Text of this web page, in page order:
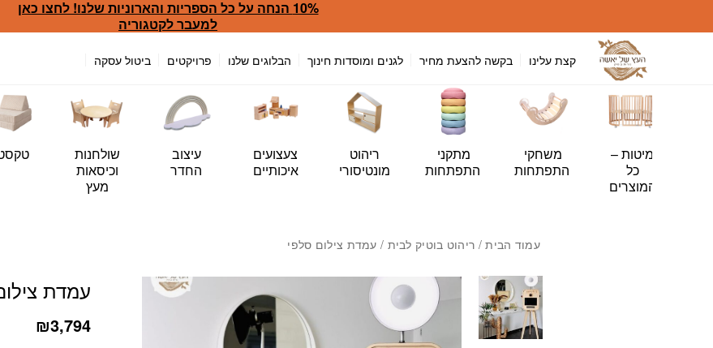
10% הנחה על כל הספריות והארוניות שלנו! לחצו כאן
למעבר לקטגוריה
קצת עלינו בקשה להצעת מחיר לגנים ומוסדות חינוך הבלוגים שלנו פרויקטים ביטול עסקה
מיטות –
כל
המוצרים
משחקי
התפתחות
מתקני
התפתחות
ריהוט
מונטיסורי
צעצועים
איכותיים
עיצוב
החדר
שולחנות
וכיסאות
מעץ
עמוד הבית/ ריהוט בוטיק לבית / עמדת צילום סלפי
עמדת
₪3,794
כמות עמדת צילום סלפי